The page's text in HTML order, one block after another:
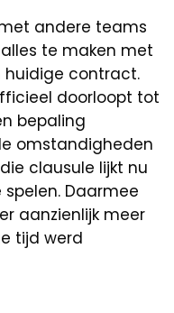
andere teams
te maken met
huidige contract.
doorloopt tot
bepaling
omstandigheden
clausule lijkt nu
Daarmee
aanzienlijk meer
tijd werd